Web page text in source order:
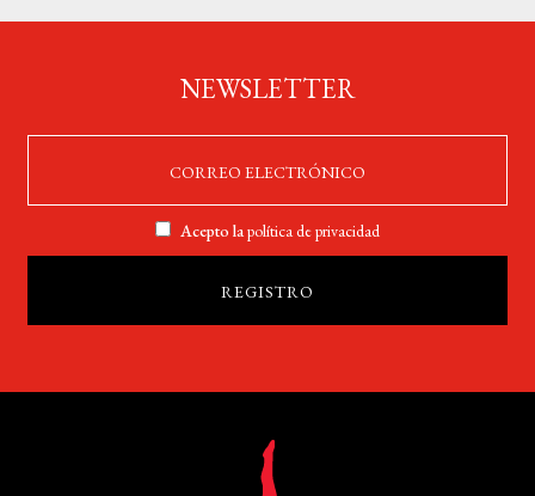
NEWSLETTER
Acepto lapolítica de privacidad